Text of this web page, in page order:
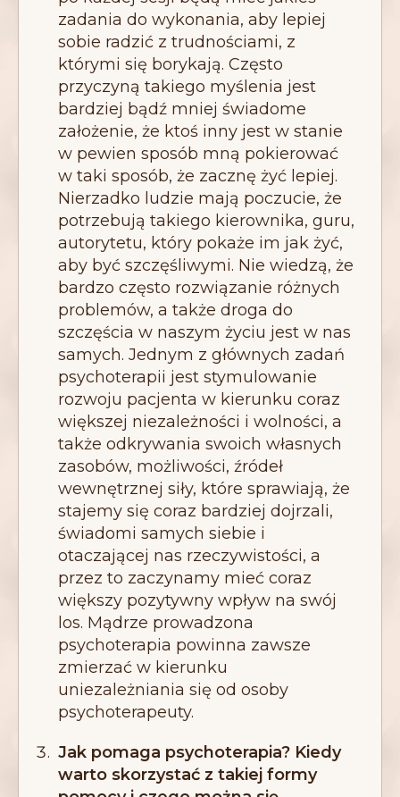
zadania do wykonania, aby lepiej
sobie radzić z trudnościami, z
którymi się borykają. Często
przyczyną takiego myślenia jest
bardziej bądź mniej świadome
założenie, że ktoś inny jest w stanie
w pewien sposób mną pokierować
w taki sposób, że zacznę żyć lepiej.
Nierzadko ludzie mają poczucie, że
potrzebują takiego kierownika, guru,
autorytetu, który pokaże im jak żyć,
aby być szczęśliwymi. Nie wiedzą, że
bardzo często rozwiązanie różnych
problemów, a także droga do
szczęścia w naszym życiu jest w nas
samych. Jednym z głównych zadań
psychoterapii jest stymulowanie
rozwoju pacjenta w kierunku coraz
większej niezależności i wolności, a
także odkrywania swoich własnych
zasobów, możliwości, źródeł
wewnętrznej siły, które sprawiają, że
stajemy się coraz bardziej dojrzali,
świadomi samych siebie i
otaczającej nas rzeczywistości, a
przez to zaczynamy mieć coraz
większy pozytywny wpływ na swój
los. Mądrze prowadzona
psychoterapia powinna zawsze
zmierzać w kierunku
uniezależniania się od osoby
psychoterapeuty.
Jak pomaga psychoterapia? Kiedy
warto skorzystać z takiej formy